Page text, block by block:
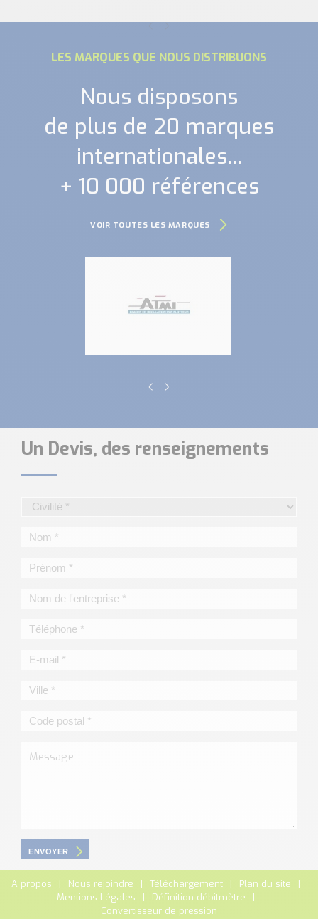
LES MARQUES QUE NOUS DISTRIBUONS
Nous disposons
de plus de 20 marques
internationales...
+ 10 000 références
VOIR TOUTES LES MARQUES
Un Devis, des renseignements
ENVOYER
A propos Nous rejoindre Téléchargement
Plan du site
Mentions Légales
Définition débitmètre
Convertisseur de pression